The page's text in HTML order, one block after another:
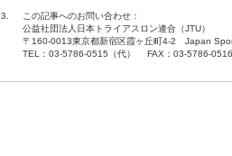
3.
この記事へのお問い合わせ：
公益社団法人日本トライアスロン連合（JTU）
〒160-0013東京都新宿区霞ヶ丘町4-2 Japan
TEL：03-5786-0515（代） FAX：03-5786-